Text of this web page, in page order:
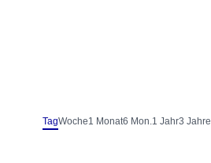
TagWoche1 Monat6 Mon.1 Jahr3 Jahre